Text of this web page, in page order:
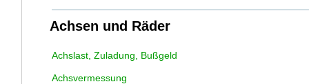
Achsen und Räder
Achslast, Zuladung, Bußgeld
Achsvermessung